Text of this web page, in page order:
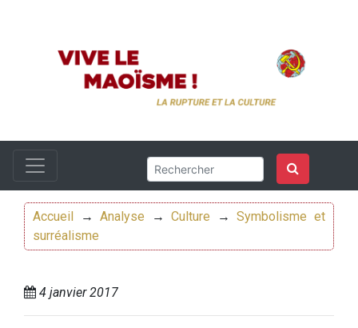
Accueil →Analyse →Culture →Symbolisme et
surréalisme
4 janvier 2017